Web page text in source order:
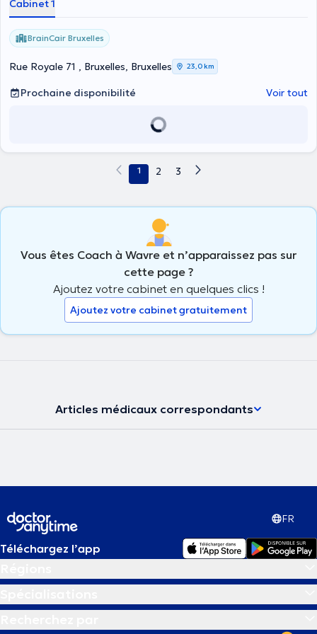
Cabinet 1
BrainCair Bruxelles
Rue Royale 71 , Bruxelles, Bruxelles 23,0 km
Prochaine disponibilité Voir tout
1 2 3
Vous êtes Coach à Wavre et n’apparaissez pas sur
cette page ?
Ajoutez votre cabinet en quelques clics !
Ajoutez votre cabinet gratuitement
Articles médicaux correspondants
FR
Téléchargez l’app